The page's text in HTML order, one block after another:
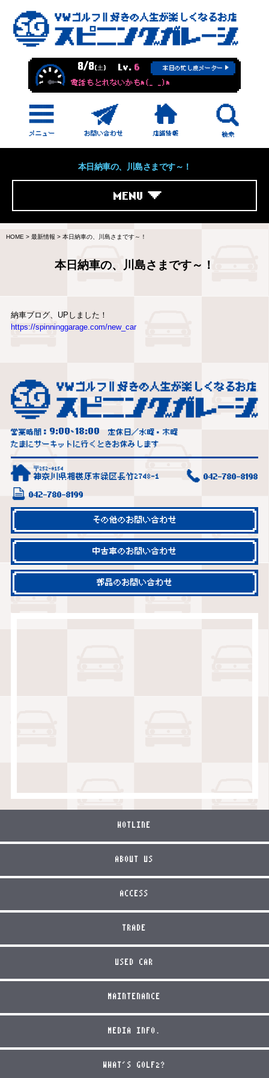
8/8(土) Lv. 6 本日の忙し度メーター
電話もとれないかもm(_ _)m
本日納車の、川島さまです～！
MENU
HOME > 最新情報 > 本日納車の、川島さまです～！
本日納車の、川島さまです～！
納車ブログ、UPしました！
https://spinninggarage.com/new_car
営業時間： 9:00~18:00
定休日／水曜・木曜
たまにサーキットに行くときお休みします
〒252-0154
神奈川県相模原市緑区長竹2748-1 042-780-8198
042-780-8199
その他のお問い合わせ
中古車のお問い合わせ
部品のお問い合わせ
HOTLINE
ABOUT US
ACCESS
TRADE
USED CAR
MAINTENANCE
MEDIA INFO.
WHAT'S GOLF2?